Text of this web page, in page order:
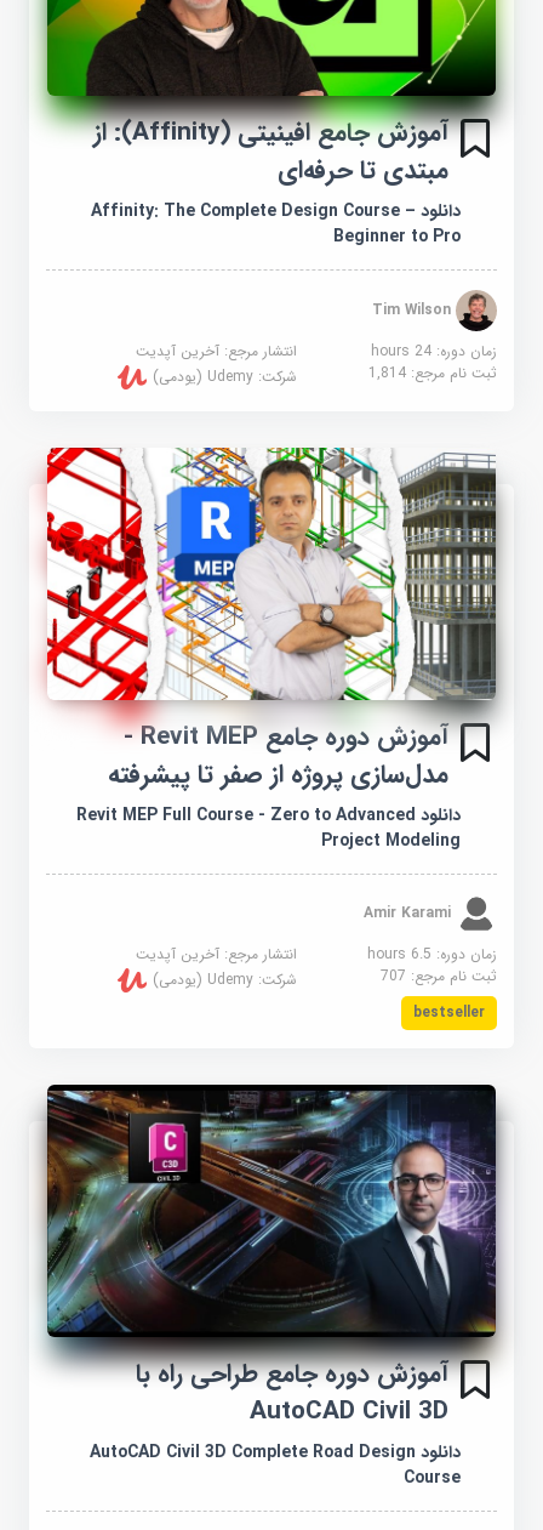
آموزش جامع افینیتی (Affinity): از
مبتدی تا حرفه‌ای
دانلود Affinity: The Complete Design Course –
Beginner to Pro
Tim Wilson
زمان دوره: 24 hours
انتشار مرجع:آخرین آپدیت
ثبت نام مرجع:1,814 شرکت:Udemy (یودمی)
آموزش دوره جامع Revit MEP -
مدل‌سازی پروژه از صفر تا پیشرفته
دانلود Revit MEP Full Course - Zero to Advanced
Project Modeling
Amir Karami
زمان دوره: 6.5 hours
انتشار مرجع:آخرین آپدیت
ثبت نام مرجع:707 شرکت:Udemy (یودمی)
bestseller
آموزش دوره جامع طراحی راه با
AutoCAD Civil 3D
دانلود AutoCAD Civil 3D Complete Road Design
Course